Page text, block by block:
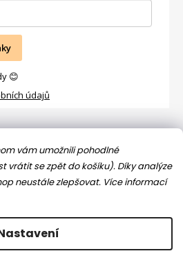
vám umožnili pohodlné
vrátit se zpět do košíku). Díky analýze
neustále zlepšovat. Více informací
😊
údajů